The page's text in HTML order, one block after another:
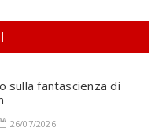
sulla fantascienza di
26/07/2026